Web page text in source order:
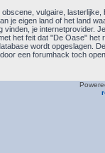
vulgaire,
je eigen land of het land
vinden, je internetprovider.
het feit dat "De Oase"
wordt opgeslagen.
een forumhack toch